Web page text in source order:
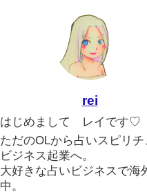
rei
はじめまして レイです♡
ただのOLから占いスピリ
ビジネス起業へ。
大好きな占いビジネスで海
中。